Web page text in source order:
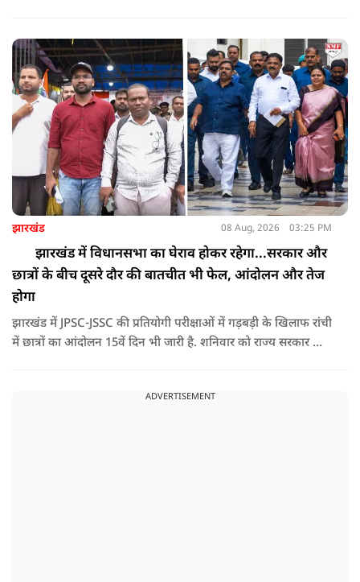
दिया.
झारखंड 08 Aug, 2026 03:25 PM
झारखंड में विधानसभा का घेराव होकर रहेगा...सरकार और
छात्रों के बीच दूसरे दौर की बातचीत भी फेल, आंदोलन और तेज
होगा
झारखंड में JPSC-JSSC की प्रतियोगी परीक्षाओं में गड़बड़ी के खिलाफ रांची
में छात्रों का आंदोलन 15वें दिन भी जारी है. शनिवार को राज्य सरकार और
ADVERTISEMENT